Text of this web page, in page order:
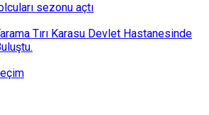
sezonu açtı
Tırı Karasu Devlet Hastanesinde